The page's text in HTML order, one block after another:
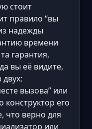
стоит
правило “вы
надежды
времени
гарантия,
вы её видите,
вызова” или
конструктор его
что верно для
или